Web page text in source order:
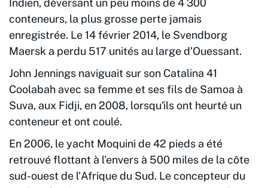
Indien, déversant un peu moins de 4 300
conteneurs, la plus grosse perte jamais
enregistrée. Le 14 février 2014, le Svendborg
Maersk a perdu 517 unités au large d'Ouessant.
John Jennings naviguait sur son Catalina 41
Coolabah avec sa femme et ses fils de Samoa à
Suva, aux Fidji, en 2008, lorsqu'ils ont heurté un
conteneur et ont coulé.
En 2006, le yacht Moquini de 42 pieds a été
retrouvé flottant à l'envers à 500 miles de la côte
sud-ouest de l'Afrique du Sud. Le concepteur du